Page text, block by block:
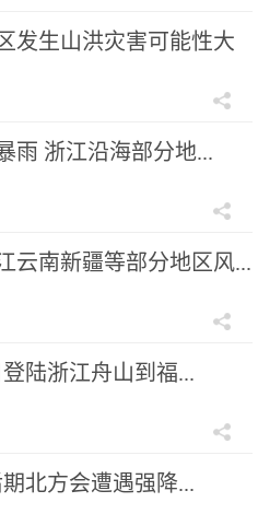
发生山洪灾害可能性大
雨 浙江沿海部分地...
云南新疆等部分地区风...
陆浙江舟山到福...
北方会遭遇强降...